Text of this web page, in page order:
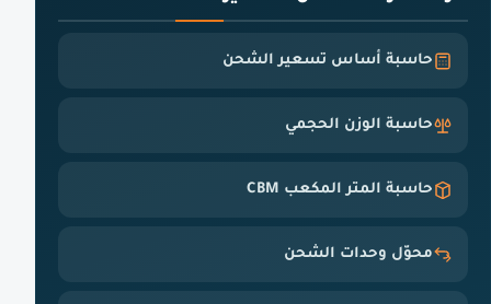
حاسبة أساس تسعير الشحن
حاسبة الوزن الحجمي
حاسبة المتر المكعب CBM
محوّل وحدات الشحن